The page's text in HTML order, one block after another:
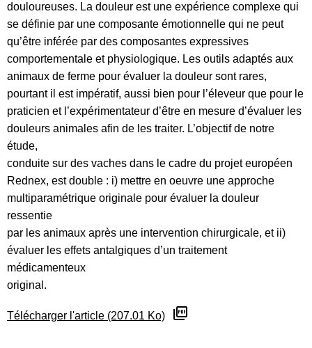
douloureuses. La douleur est une expérience complexe qui
se définie par une composante émotionnelle qui ne peut
qu’être inférée par des composantes expressives
comportementale et physiologique. Les outils adaptés aux
animaux de ferme pour évaluer la douleur sont rares,
pourtant il est impératif, aussi bien pour l’éleveur que pour le
praticien et l’expérimentateur d’être en mesure d’évaluer les
douleurs animales afin de les traiter. L’objectif de notre
étude,
conduite sur des vaches dans le cadre du projet européen
Rednex, est double : i) mettre en oeuvre une approche
multiparamétrique originale pour évaluer la douleur
ressentie
par les animaux après une intervention chirurgicale, et ii)
évaluer les effets antalgiques d’un traitement
médicamenteux
original.
Télécharger l'article (207.01 Ko)